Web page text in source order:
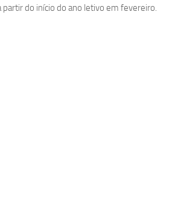
partir do início do ano letivo em fevereiro.